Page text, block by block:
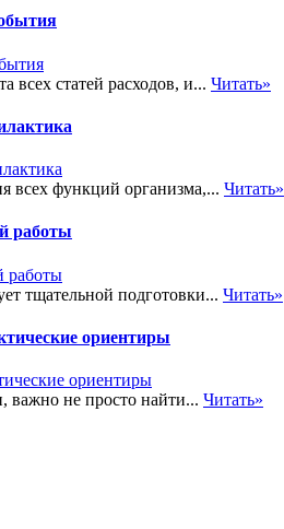
всех статей расходов, и... Читать»
всех функций организма,... Читать»
работы
тщательной подготовки... Читать»
ориентиры
важно не просто найти... Читать»